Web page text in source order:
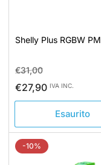
Shelly Plus RGBW PM
Prezzo
standard
€31,00Prezzo
di
€27,90 IVA INC.
Esaurito
-10%